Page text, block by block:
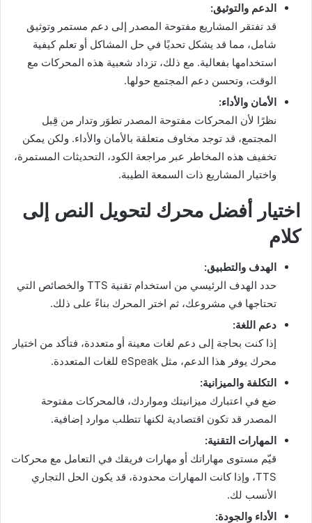
الدعم والتوثيق:
قد تفتقر المشاريع مفتوحة المصدر إلى دعم مستمر وتوثيق
شامل، مما قد يشكل تحديًا في حل المشاكل أو تعلم كيفية
استخدامها بفعالية. مع ذلك، تزداد شعبية هذه المحركات مع
الوقت، وتحسن دعم المجتمع حولها.
الأمان والأداء:
نظرًا لأن المحركات مفتوحة المصدر تطوَر وتدار من قِبل
المجتمع، قد توجد مخاوف متعلقة بالأمان والأداء. ولكن يمكن
تخفيف هذه المخاطر عبر مراجعة الكود، التحديثات المستمرة،
واختيار المشاريع ذات السمعة الطيبة.
اختيار أفضل محرك لتحويل النص إلى
كلام
الهدف والتطبيق:
حدد الهدف الرئيسي من استخدام تقنية TTS والخصائص التي
تحتاجها في مشروعك، ثم اختر المحرك بناءً على ذلك.
دعم اللغة:
إذا كنت بحاجة إلى دعم لغات معينة أو متعددة، فتأكد من اختيار
محرك يوفر هذا الدعم، مثل eSpeak للغات المتعددة.
التكلفة والميزانية:
ضع في اعتبارك ميزانيتك ومواردك، فالمحركات مفتوحة
المصدر قد تكون اقتصادية لكنها تتطلب موارد إضافية.
المهارات التقنية:
قيّم مستوى مهاراتك أو مهارات فريقك في التعامل مع محركات
TTS، وإذا كانت المهارات محدودة، قد يكون الحل التجاري
الأنسب لك.
الأداء والجودة: